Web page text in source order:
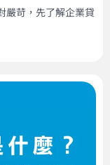
嚴苛，先了解企業貸